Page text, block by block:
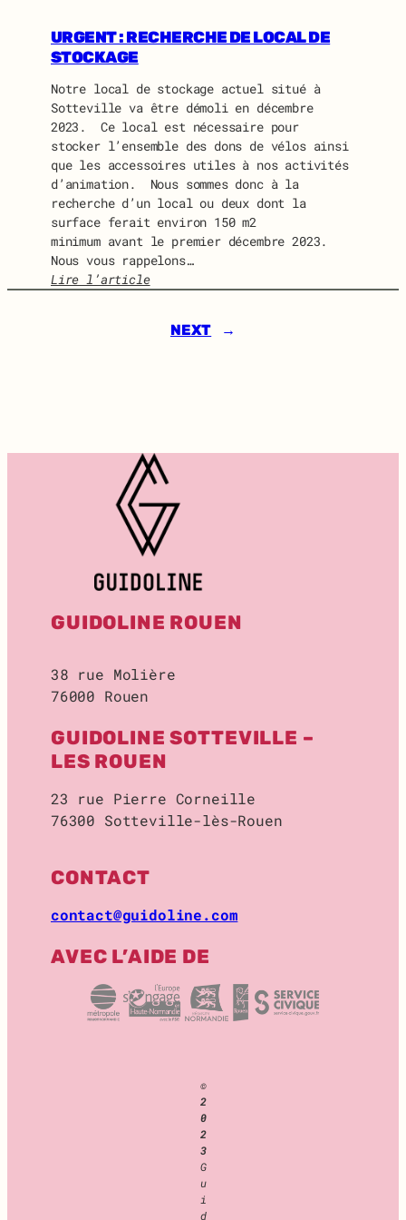
O
N
E
I
N
E
W
S
J
U
I
L
L
E
T
URGENT : RECHERCHE DE LOCAL DE
STOCKAGE
Notre local de stockage actuel situé à
Sotteville va être démoli en décembre
2023. Ce local est nécessaire pour
stocker l’ensemble des dons de vélos ainsi
que les accessoires utiles à nos activités
d’animation. Nous sommes donc à la
recherche d’un local ou deux dont la
surface ferait environ 150 m2
minimum avant le premier décembre 2023.
Nous vous rappelons…
Lire l’article
R
E
C
H
E
R
H
D
O
L
D
S
O
K
G
E
NEXT →
GUIDOLINE ROUEN
38 rue Molière
76000 Rouen
GUIDOLINE SOTTEVILLE –
LES ROUEN
23 rue Pierre Corneille
76300 Sotteville-lès-Rouen
CONTACT
contact@guidoline.com
AVEC L’AIDE DE
©
2
0
2
3
G
u
i
d